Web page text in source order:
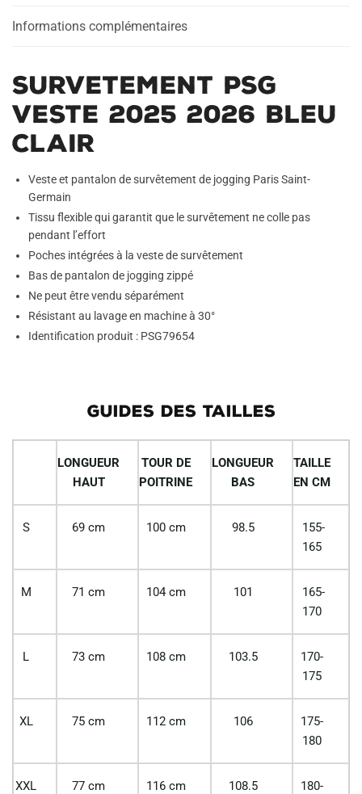
Informations complémentaires
Survetement PSG
Veste 2025 2026 Bleu
Clair
Veste et pantalon de survêtement de jogging Paris Saint-
Germain
Tissu flexible qui garantit que le survêtement ne colle pas
pendant l’effort
Poches intégrées à la veste de survêtement
Bas de pantalon de jogging zippé
Ne peut être vendu séparément
Résistant au lavage en machine à 30°
Identification produit : PSG79654
GUIDES DES TAILLES
LONGUEUR
HAUT
TOUR DE
POITRINE
LONGUEUR
BAS
TAILLE
EN CM
S 69 cm 100 cm 98.5
155-
165
M 71 cm 104 cm 101
165-
170
L 73 cm 108 cm 103.5
170-
175
XL 75 cm 112 cm 106
175-
180
XXL 77 cm 116 cm 108.5
180-